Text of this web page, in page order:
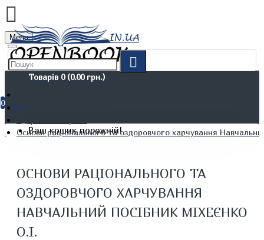
Menu
Товарів 0 (0.00 грн.)
0
Ваш кошик порожній!
Дозвілля. Хобі. Кулінарія
Основи раціонального та оздоровчого харчування
ОСНОВИ РАЦІОНАЛЬНОГО ТА
ОЗДОРОВЧОГО ХАРЧУВАННЯ
НАВЧАЛЬНИЙ ПОСІБНИК МІХЕЄНКО
О.І.